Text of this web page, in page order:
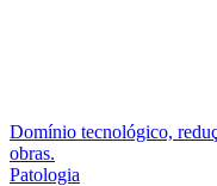
Domínio tecnológico,
obras.
Patologia